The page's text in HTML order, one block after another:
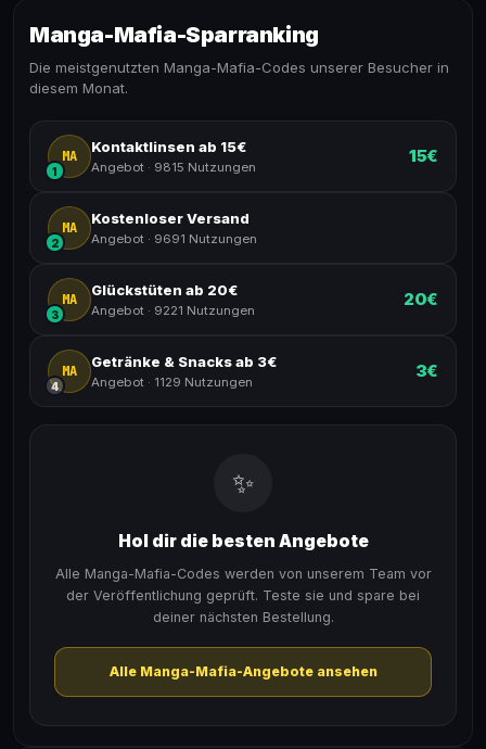
Manga-Mafia-Sparranking
Die meistgenutzten Manga-Mafia-Codes unserer Besucher in
diesem Monat.
MA
1
Kontaktlinsen ab 15€
Angebot · 9815 Nutzungen
15€
MA
2
Kostenloser Versand
Angebot · 9691 Nutzungen
MA
3
Glückstüten ab 20€
Angebot · 9221 Nutzungen
20€
MA
4
Getränke & Snacks ab 3€
Angebot · 1129 Nutzungen
3€
✨
Hol dir die besten Angebote
Alle Manga-Mafia-Codes werden von unserem Team vor
der Veröffentlichung geprüft. Teste sie und spare bei
deiner nächsten Bestellung.
Alle Manga-Mafia-Angebote ansehen